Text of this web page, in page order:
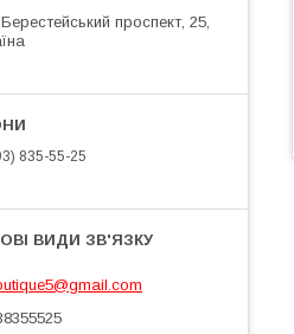
проспект, 25,
835-55-25